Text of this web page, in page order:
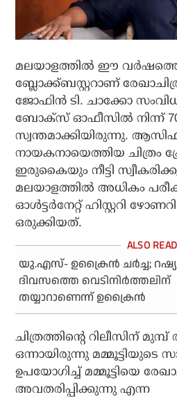
മലയാളത്തില്‍ ഈ
ബ്ലോക്ക്ബസ്റ്ററാണ്
ജോഫിന്‍ ടി. ചാക്കോ
ബോക്‌സ് ഓഫീസില്‍ നിന്ന്
സ്വന്തമാക്കിയിരുന്നു.
നായകനായെത്തിയ ചിത്രം
ഇരുകൈയും നീട്ടി
മലയാളത്തില്‍ അധികം
ഓള്‍ട്ടര്‍നേറ്റ് ഹിസ്റ്ററി
ഒരുക്കിയത്.
യു.എസ്- ഉക്രൈന്‍ ചര്‍ച്ച;
ദിവസത്തെ വെടിനിര്‍ത്തലിന്
തയ്യാറാണെന്ന് ഉക്രൈന്‍
ചിത്രത്തിന്റെ റിലീസിന്
ഒന്നായിരുന്നു മമ്മൂട്ടിയുടെ
ഉപയോഗിച്ച് മമ്മൂട്ടിയെ
അവതരിപ്പിക്കുന്നു എന്ന